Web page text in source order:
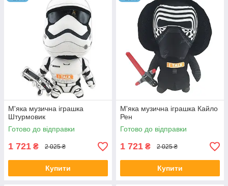
М'яка музична іграшка
Штурмовик
Готово до відправки
1 721 ₴ 2 025 ₴
Купити
М'яка музична іграшка Кайло
Рен
Готово до відправки
1 721 ₴ 2 025 ₴
Купити